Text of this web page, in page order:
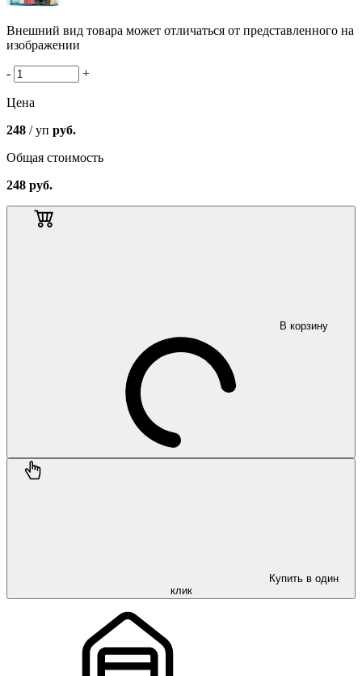
Внешний вид товара может отличаться от представленного на
изображении
- +
Цена
248 / уп руб.
Общая стоимость
248 руб.
В корзину
Купить в один
клик